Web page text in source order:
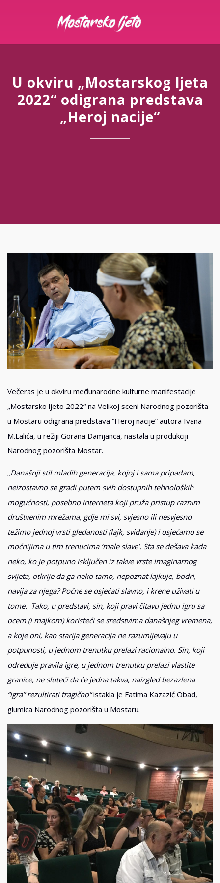
U okviru „Mostarskog ljeta
2022“ odigrana predstava
„Heroj nacije“
Večeras je u okviru međunarodne kulturne manifestacije
„Mostarsko ljeto 2022“ na Velikoj sceni Narodnog pozorišta
u Mostaru odigrana predstava “Heroj nacije” autora Ivana
M.Lalića, u režiji Gorana Damjanca, nastala u produkciji
Narodnog pozorišta Mostar.
„Današnji stil mlađih generacija, kojoj i sama pripadam,
neizostavno se gradi putem svih dostupnih tehnoloških
mogućnosti, posebno interneta koji pruža pristup raznim
društvenim mrežama, gdje mi svi, svjesno ili nesvjesno
težimo jednoj vrsti gledanosti (lajk, sviđanje) i osjećamo se
moćnijima u tim trenucima ‘male slave’. Šta se dešava kada
neko, ko je potpuno isključen iz takve vrste imaginarnog
svijeta, otkrije da ga neko tamo, nepoznat lajkuje, bodri,
navija za njega? Počne se osjećati slavno, i krene uživati u
tome. Tako, u predstavi, sin, koji pravi čitavu jednu igru sa
ocem (i majkom) koristeći se sredstvima današnjeg vremena,
a koje oni, kao starija generacija ne razumijevaju u
potpunosti, u jednom trenutku prelazi racionalno. Sin, koji
određuje pravila igre, u jednom trenutku prelazi vlastite
granice, ne sluteći da će jedna takva, naizgled bezazlena
“igra” rezultirati tragično“istakla je Fatima Kazazić Obad,
glumica Narodnog pozorišta u Mostaru.